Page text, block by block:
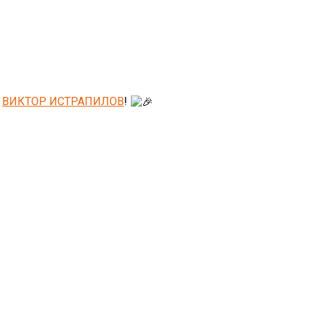
ВИКТОР ИСТРАПИЛОВ!